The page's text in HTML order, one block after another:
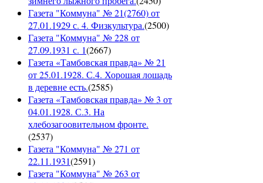
Газета "Коммуна" № 21(2760) от
27.01.1929 с. 4. Физкультура.(2500)
Газета "Коммуна" № 228 от
27.09.1931 с. 1(2667)
Газета «Тамбовская правда» № 21
от 25.01.1928. С.4. Хорошая лошадь
в деревне есть.(2585)
Газета «Тамбовская правда» № 3 от
04.01.1928. С.3. На
хлебозагоовительном фронте.
(2537)
Газета "Коммуна" № 271 от
22.11.1931(2591)
Газета "Коммуна" № 263 от